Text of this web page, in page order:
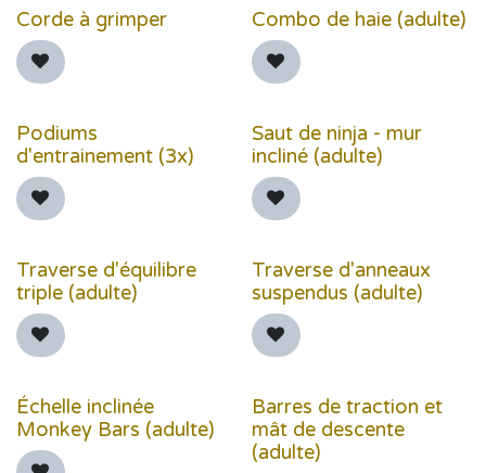
Corde à grimper Combo de haie (adulte)
Podiums
d'entrainement (3x)
Saut de ninja - mur
incliné (adulte)
Traverse d'équilibre
triple (adulte)
Traverse d'anneaux
suspendus (adulte)
Échelle inclinée
Monkey Bars (adulte)
Barres de traction et
mât de descente
(adulte)